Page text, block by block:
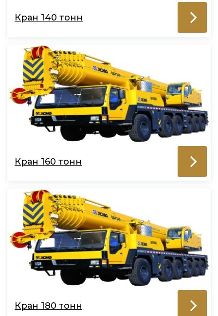
Кран 140 тонн
Кран 160 тонн
Кран 180 тонн